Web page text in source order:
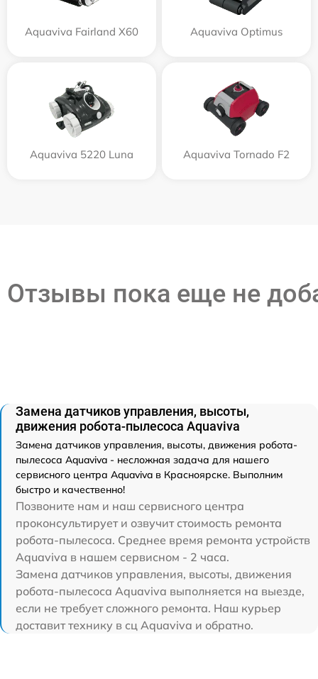
Aquaviva Fairland X60 Aquaviva Optimus
Aquaviva 5220 Luna Aquaviva Tornado F2
Отзывы пока еще не
Замена датчиков управления, высоты,
движения робота-пылесоса Aquaviva
Замена датчиков управления, высоты, движения робота-
пылесоса Aquaviva - несложная задача для нашего
сервисного центра Aquaviva в Красноярске. Выполним
быстро и качественно!
Позвоните нам и наш сервисного центра
проконсультирует и озвучит стоимость ремонта
робота-пылесоса. Среднее время ремонта устройств
Aquaviva в нашем сервисном - 2 часа.
Замена датчиков управления, высоты, движения
робота-пылесоса Aquaviva выполняется на выезде,
если не требует сложного ремонта. Наш курьер
доставит технику в сц Aquaviva и обратно.